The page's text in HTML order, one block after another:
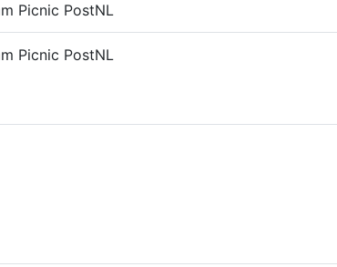
Picnic PostNL
Picnic PostNL